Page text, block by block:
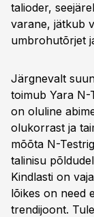
talioder,
varane, jätkub
umbrohutõrjet
Järgnevalt
toimub Yara N-
on oluline
olukorrast ja
mõõta N-
talinisu
Kindlasti on
lõikes on need
trendijoont.